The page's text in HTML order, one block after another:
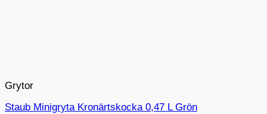
Grytor
Staub Minigryta Kronärtskocka 0,47 L Grön